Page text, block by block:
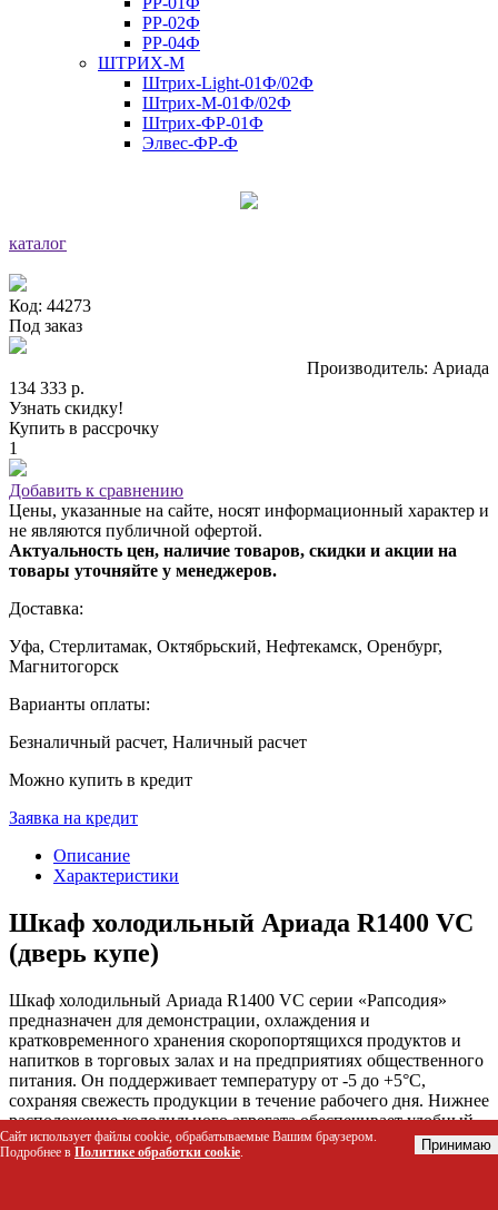
РР-02Ф
РР-04Ф
ШТРИХ-М
Штрих-Light-01Ф/02Ф
Штрих-М-01Ф/02Ф
Штрих-ФР-01Ф
Элвес-ФР-Ф
каталог
Код: 44273
Под заказ
Производитель: Ариада
134 333 р.
Узнать скидку!
Купить в рассрочку
1
Добавить к сравнению
Цены, указанные на сайте, носят информационный характер и
не являются публичной офертой.
Актуальность цен, наличие товаров, скидки и акции на
товары уточняйте у менеджеров.
Доставка:
Уфа, Стерлитамак, Октябрьский, Нефтекамск, Оренбург,
Магнитогорск
Варианты оплаты:
Безналичный расчет, Наличный расчет
Можно купить в кредит
Заявка на кредит
Описание
Характеристики
Шкаф холодильный Ариада R1400 VC
(дверь купе)
Шкаф холодильный Ариада R1400 VC серии «Рапсодия»
предназначен для демонстрации, охлаждения и
кратковременного хранения скоропортящихся продуктов и
напитков в торговых залах и на предприятиях общественного
питания. Он поддерживает температуру от -5 до +5°C,
сохраняя свежесть продукции в течение рабочего дня. Нижнее
расположение холодильного агрегата обеспечивает удобный
доступ к товару на нижних полках и улучшает обзор.
Сайт использует файлы cookie, обрабатываемые Вашим браузером.
Подробнее в Политике обработки cookie. Принимаю